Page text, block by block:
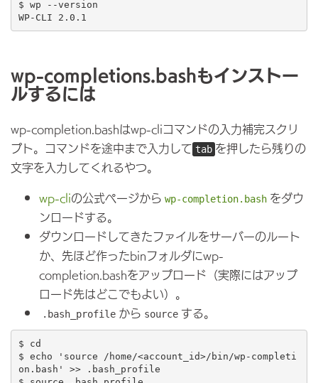
$ wp --version
wp-completions.bashもインストー
ルするには
wp-completion.bashはwp-cliコマンドの入力補完スクリ
プト。コマンドを途中まで入力して tab を押したら残りの
文字を入力してくれるやつ。
wp-cliの公式ページから wp-completion.bash をダウ
ンロードする。
ダウンロードしてきたファイルをサーバーのルート
か、先ほど作ったbinフォルダにwp-
completion.bashをアップロード（実際にはアップ
ロード先はどこでもよい）。
.bash_profile から source する。
$ cd
$ echo 'source /home/<account_id>/bin/wp-completi
on.bash' >> .bash_profile